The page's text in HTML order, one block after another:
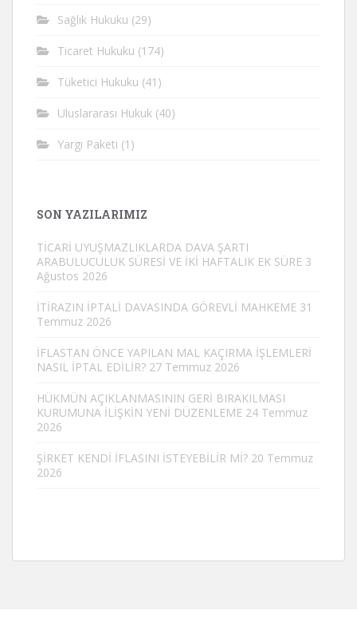
Sağlık Hukuku (29)
Ticaret Hukuku (174)
Tüketici Hukuku (41)
Uluslararası Hukuk (40)
Yargı Paketi (1)
SON YAZILARIMIZ
TİCARİ UYUŞMAZLIKLARDA DAVA ŞARTI
ARABULUCULUK SÜRESİ VE İKİ HAFTALIK EK SÜRE 3
Ağustos 2026
İTİRAZIN İPTALİ DAVASINDA GÖREVLİ MAHKEME 31
Temmuz 2026
İFLASTAN ÖNCE YAPILAN MAL KAÇIRMA İŞLEMLERİ
NASIL İPTAL EDİLİR? 27 Temmuz 2026
HÜKMÜN AÇIKLANMASININ GERİ BIRAKILMASI
KURUMUNA İLİŞKİN YENİ DÜZENLEME 24 Temmuz
2026
ŞİRKET KENDİ İFLASINI İSTEYEBİLİR Mİ? 20 Temmuz
2026